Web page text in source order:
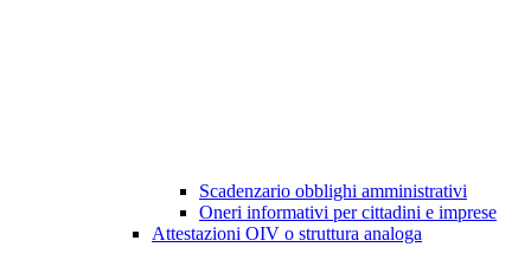
Scadenzario obblighi amministrativi
Oneri informativi per cittadini e imprese
Attestazioni OIV o struttura analoga